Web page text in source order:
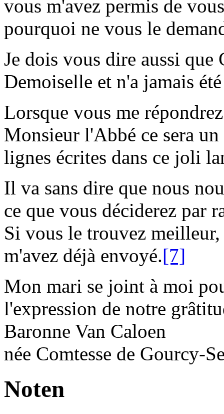
vous m'avez permis de
pourquoi ne vous le
Je dois vous dire aussi que
Demoiselle et n'a jamais
Lorsque vous me
Monsieur l'Abbé ce sera
lignes écrites dans ce joli
Il va sans dire que nous
ce que vous déciderez par
Si vous le trouvez
m'avez déjà envoyé.[7]
Mon mari se joint à moi
l'expression de notre
Baronne Van Caloen
née Comtesse de Gourcy-
Noten